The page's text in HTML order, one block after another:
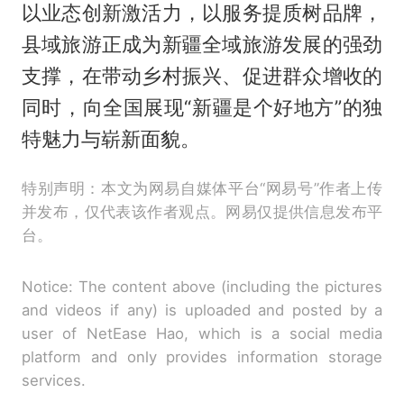
以业态创新激活力，以服务提质树品牌，
县域旅游正成为新疆全域旅游发展的强劲
支撑，在带动乡村振兴、促进群众增收的
同时，向全国展现“新疆是个好地方”的独
特魅力与崭新面貌。
特别声明：本文为网易自媒体平台“网易号”作者上传
并发布，仅代表该作者观点。网易仅提供信息发布平
台。
Notice: The content above (including the pictures
and videos if any) is uploaded and posted by a
user of NetEase Hao, which is a social media
platform and only provides information storage
services.